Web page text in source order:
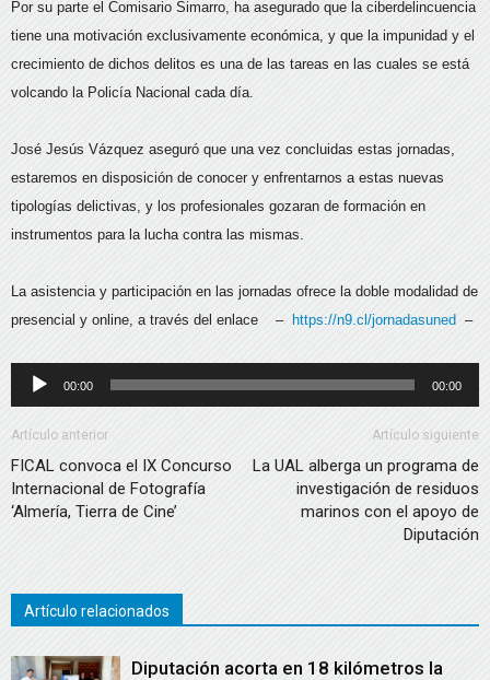
Por su parte el Comisario Simarro, ha asegurado que la ciberdelincuencia
tiene una motivación exclusivamente económica, y que la impunidad y el
crecimiento de dichos delitos es una de las tareas en las cuales se está
volcando la Policía Nacional cada día.
José Jesús Vázquez aseguró que una vez concluidas estas jornadas,
estaremos en disposición de conocer y enfrentarnos a estas nuevas
tipologías delictivas, y los profesionales gozaran de formación en
instrumentos para la lucha contra las mismas.
La asistencia y participación en las jornadas ofrece la doble modalidad de
presencial y online, a través del enlace – https://n9.cl/jornadasuned –
Reproductor
de
audio
00:00 00:00
Artículo anterior
FICAL convoca el IX Concurso
Internacional de Fotografía
‘Almería, Tierra de Cine’
Artículo siguiente
La UAL alberga un programa de
investigación de residuos
marinos con el apoyo de
Diputación
Artículo relacionados
Diputación acorta en 18 kilómetros la